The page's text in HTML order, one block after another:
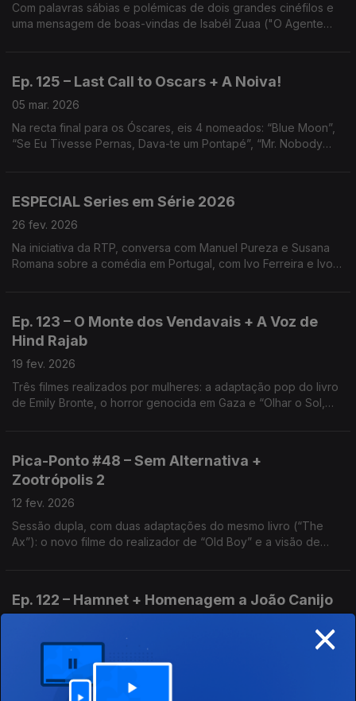
Com palavras sábias e polémicas de dois grandes cinéfilos e
uma mensagem de boas-vindas de Isabél Zuaa ("O Agente
Ep. 125 – Last Call to Oscars + A Noiva!
05 mar. 2026
Na recta final para os Óscares, eis 4 nomeados: “Blue Moon”,
“Se Eu Tivesse Pernas, Dava-te um Pontapé”, “Mr. Nobody
ESPECIAL Series em Série 2026
26 fev. 2026
Na iniciativa da RTP, conversa com Manuel Pureza e Susana
Romana sobre a comédia em Portugal, com Ivo Ferreira e Ivo
Ep. 123 – O Monte dos Vendavais + A Voz de
Hind Rajab
19 fev. 2026
Três filmes realizados por mulheres: a adaptação pop do livro
de Emily Bronte, o horror genocida em Gaza e “Olhar o Sol,
Pica-Ponto #48 – Sem Alternativa +
Zootrópolis 2
12 fev. 2026
Sessão dupla, com duas adaptações do mesmo livro (“The
Ax”): o novo filme do realizador de “Old Boy” e a visão de
Ep. 122 – Hamnet + Homenagem a João Canijo
Luto e memória, na história por detrás de “Hamlet”, de
Shakespeare, na homenagem a um grande cineasta, no filme
de animação “Arco” e na série documental “A Duas Voltas”,
sobre as Presidenciais de 1986.
×